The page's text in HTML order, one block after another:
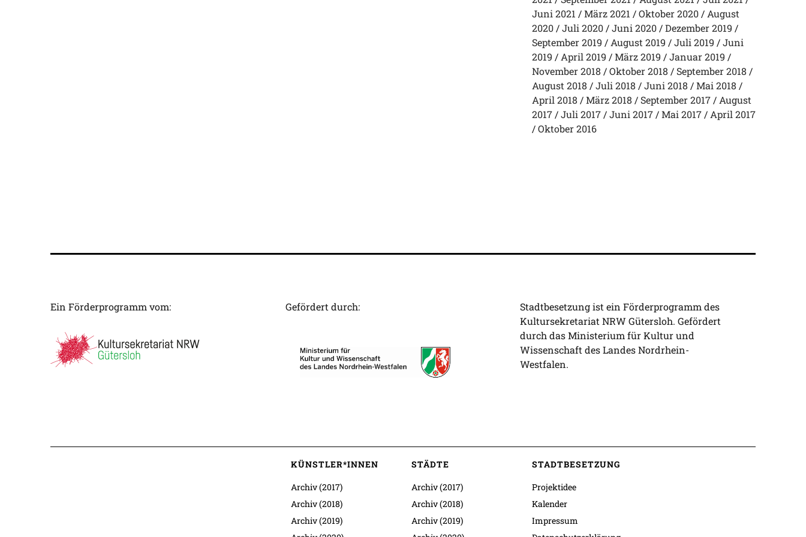
Juni 2021
März 2021 Oktober 2020
August
2020
Juli 2020 Juni 2020
Dezember 2019
September 2019
August 2019 Juli 2019
Juni
2019
April 2019 März 2019
Januar 2019
November 2018
Oktober 2018
September 2018
August 2018
Juli 2018 Juni 2018
Mai 2018
April 2018
März 2018 September 2017
August
2017
Juli 2017 Juni 2017 Mai 2017
April 2017
Oktober 2016
Ein Förderprogramm vom: Gefördert durch:
Stadtbesetzung ist ein Förderprogramm des
Kultursekretariat NRW Gütersloh. Gefördert
durch das Ministerium für Kultur und
Wissenschaft des Landes Nordrhein-
Westfalen.
KÜNSTLER*INNEN
Archiv (2017)
Archiv (2018)
Archiv (2019)
STÄDTE
Archiv (2017)
Archiv (2018)
Archiv (2019)
STADTBESETZUNG
Projektidee
Kalender
Impressum